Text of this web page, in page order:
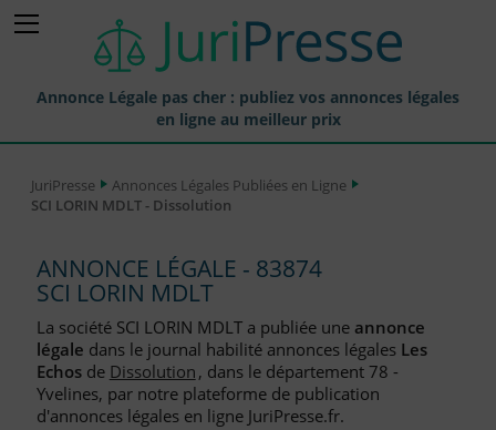
Annonce Légale pas cher : publiez vos annonces légales
en ligne au meilleur prix
Annonces Légales Publiées
Journaux Habilités (JAL) Annonces Légales
Départements pour la Publication d'Annonces Légales
Liste des Greffes
Liste des CCI
JuriPresse
Annonces Légales Publiées en Ligne
SCI LORIN MDLT - Dissolution
ANNONCE LÉGALE - 83874
SCI LORIN MDLT
La société SCI LORIN MDLT a publiée une annonce
légale dans le journal habilité annonces légales Les
Echosde Dissolution, dans le département 78 -
Yvelines, par notre plateforme de publication
d'annonces légales en ligne JuriPresse.fr.